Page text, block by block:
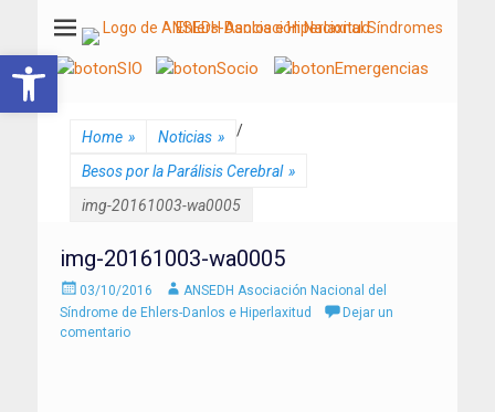
ANSEDH
Asociación Nacional del Síndrome de Ehlers-Danlos e Hiperlaxitud
Home » Noticias » /
Besos por la Parálisis Cerebral »
img-20161003-wa0005
img-20161003-wa0005
Enviado
el
03/10/2016 AutorANSEDH Asociación Nacional del
Síndrome de Ehlers-Danlos e Hiperlaxitud
Dejar un
comentario
Abrir barra de herramientas